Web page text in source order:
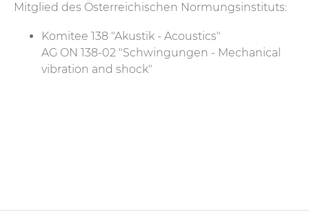
Mitglied des Österreichischen Normungsinstituts:
Komitee 138 "Akustik - Acoustics"
AG ON 138-02 "Schwingungen - Mechanical
vibration and shock"